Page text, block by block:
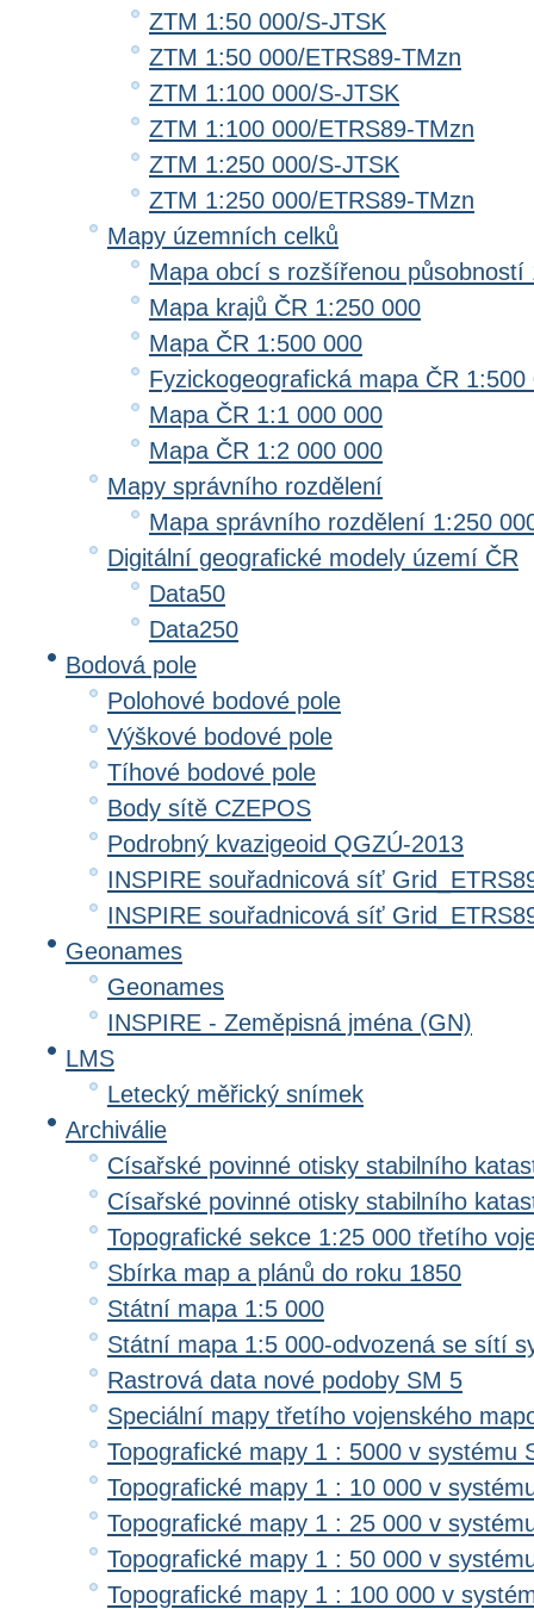
ZTM 1:50 000/S-JTSK
ZTM 1:50 000/ETRS89-TMzn
ZTM 1:100 000/S-JTSK
ZTM 1:100 000/ETRS89-TMzn
ZTM 1:250 000/S-JTSK
ZTM 1:250 000/ETRS89-TMzn
Mapy územních celků
Mapa obcí s rozšířenou působností
Mapa krajů ČR 1:250 000
Mapa ČR 1:500 000
Fyzickogeografická mapa ČR 1:500
Mapa ČR 1:1 000 000
Mapa ČR 1:2 000 000
Mapy správního rozdělení
Mapa správního rozdělení 1:250
Digitální geografické modely území ČR
Data50
Data250
Bodová pole
Polohové bodové pole
Výškové bodové pole
Tíhové bodové pole
Body sítě CZEPOS
Podrobný kvazigeoid QGZÚ-2013
INSPIRE souřadnicová síť
INSPIRE souřadnicová síť
Geonames
Geonames
INSPIRE - Zeměpisná jména (GN)
LMS
Letecký měřický snímek
Archiválie
Císařské povinné otisky stabilního
Císařské povinné otisky stabilního
Topografické sekce 1:25 000 třetího
Sbírka map a plánů do roku 1850
Státní mapa 1:5 000
Státní mapa 1:5 000-odvozená se sítí
Rastrová data nové podoby SM 5
Speciální mapy třetího vojenského
Topografické mapy 1 : 5000 v systému
Topografické mapy 1 : 10 000 v
Topografické mapy 1 : 25 000 v
Topografické mapy 1 : 50 000 v
Topografické mapy 1 : 100 000 v